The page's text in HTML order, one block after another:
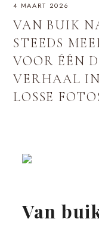
4 MAART 2026
VAN BUIK
STEEDS
VOOR ÉÉN
VERHAAL
LOSSE
Van